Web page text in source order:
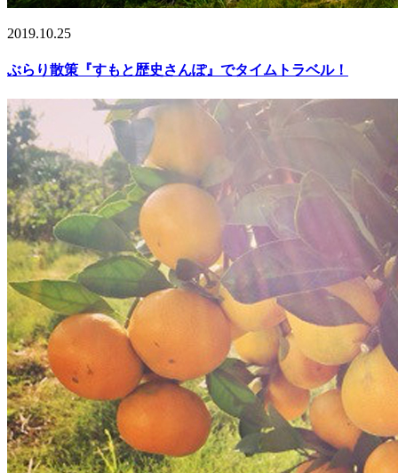
2019.10.25
ぶらり散策『すもと歴史さんぽ』でタイムトラベル！